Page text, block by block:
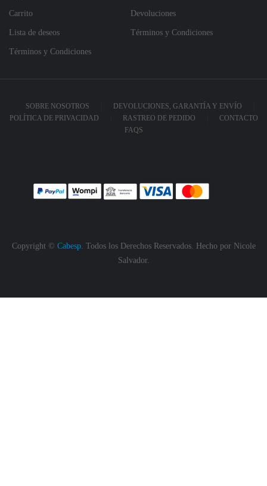
Carrito
Lista de deseos
Términos y Condiciones
Devoluciones
Términos y Condiciones
SOBRE NOSOTROS
DEVOLUCIONES, GARANTÍA Y ENVÍO
POLÍTICA DE PRIVACIDAD
RASTREO DE PEDIDO
CONTACTO
FAQS
Copyright © Cabesp. Todos los Derechos Reservados. Hecho por Nicole
Salvador.